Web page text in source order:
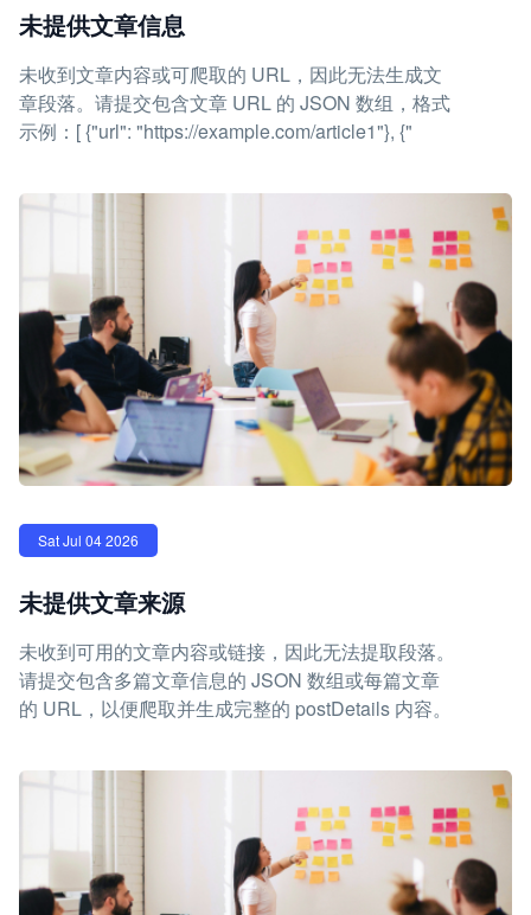
未提供文章信息
未收到文章内容或可爬取的 URL，因此无法生成文
章段落。请提交包含文章 URL 的 JSON 数组，格式
示例：[ {"url": "https://example.com/article1"}, {"
Sat Jul 04 2026
未提供文章来源
未收到可用的文章内容或链接，因此无法提取段落。
请提交包含多篇文章信息的 JSON 数组或每篇文章
的 URL，以便爬取并生成完整的 postDetails 内容。